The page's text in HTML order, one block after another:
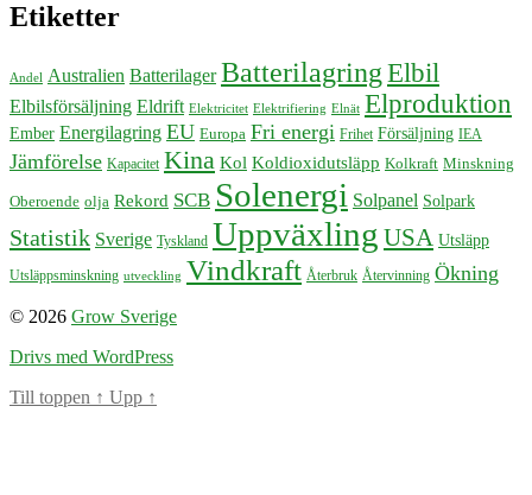
Etiketter
Andel Australien Batterilager BatterilagringElbil
Elbilsförsäljning Eldrift Elektricitet Elektrifiering Elnät Elproduktion
Ember Energilagring EU Europa Fri energi Frihet Försäljning IEA
Jämförelse Kapacitet Kina Kol Koldioxidutsläpp Kolkraft Minskning
Oberoende olja Rekord SCB Solenergi Solpanel Solpark
Statistik Sverige Tyskland Uppväxling USA Utsläpp
Utsläppsminskning utveckling Vindkraft Återbruk Återvinning Ökning
© 2026 Grow Sverige
Drivs med WordPress
Till toppen ↑ Upp ↑